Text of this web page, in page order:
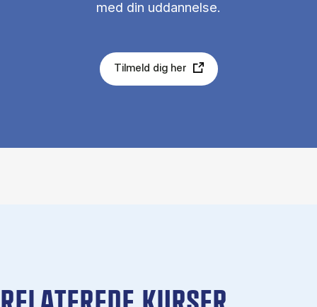
med din uddannelse.
Tilmeld dig her